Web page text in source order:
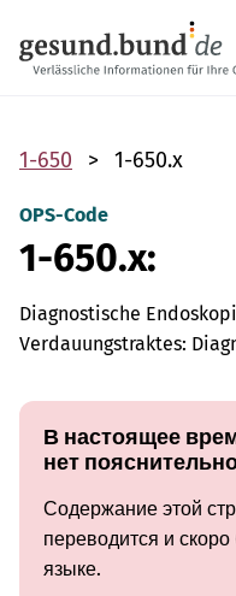
1-650 1-650.x
OPS-Code
1-650.x:
Diagnostische
Verdauungstraktes:
В настоящее
нет
Содержание этой
переводится и скоро
языке.